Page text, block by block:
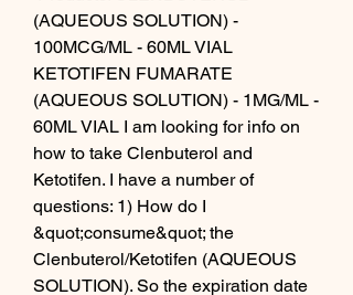
(AQUEOUS SOLUTION) -
100MCG/ML - 60ML VIAL
KETOTIFEN FUMARATE
(AQUEOUS SOLUTION) - 1MG/ML -
60ML VIAL I am looking for info on
how to take Clenbuterol and
Ketotifen. I have a number of
questions: 1) How do I
&quot;consume&quot; the
Clenbuterol/Ketotifen (AQUEOUS
SOLUTION). So the expiration date